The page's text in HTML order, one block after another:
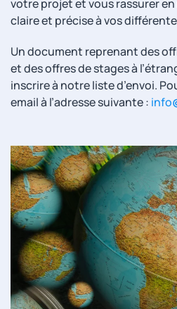
votre projet et vous rassurer
claire et précise à vos
Un document reprenant des
et des offres de stages à
inscrire à notre liste d’envoi.
email à l’adresse suivante : info